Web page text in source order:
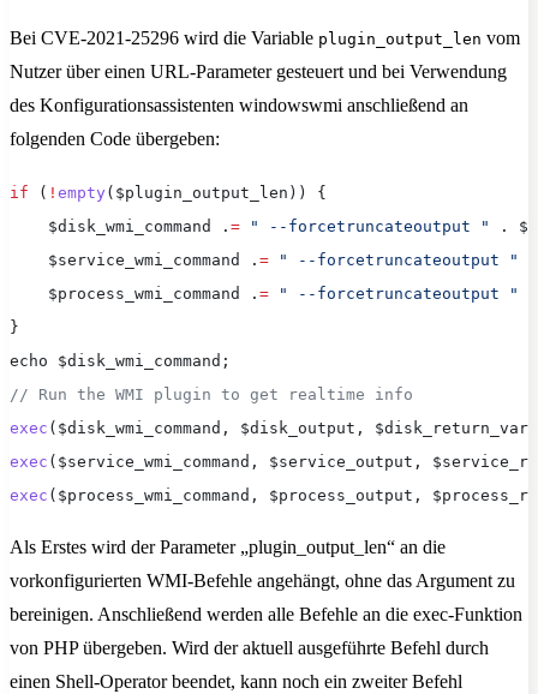
Bei CVE-2021-25296 wird die Variable plugin_output_len vom
Nutzer über einen URL-Parameter gesteuert und bei Verwendung
des Konfigurationsassistenten windowswmi anschließend an
folgenden Code übergeben:
if ( ! empty ($plugin_output_len)) {
    $disk_wmi_command .
= " --forcetruncateoutput "
.
    $service_wmi_command .
= " --forcetruncateoutput "
    $process_wmi_command .
= " --forcetruncateoutput "
}
echo $disk_wmi_command;
// Run the WMI plugin to get realtime info
exec ($disk_wmi_command, $disk_output,
exec ($service_wmi_command, $service_output,
exec ($process_wmi_command, $process_output,
Als Erstes wird der Parameter „plugin_output_len“ an die
vorkonfigurierten WMI-Befehle angehängt, ohne das Argument zu
bereinigen. Anschließend werden alle Befehle an die exec-Funktion
von PHP übergeben. Wird der aktuell ausgeführte Befehl durch
einen Shell-Operator beendet, kann noch ein zweiter Befehl